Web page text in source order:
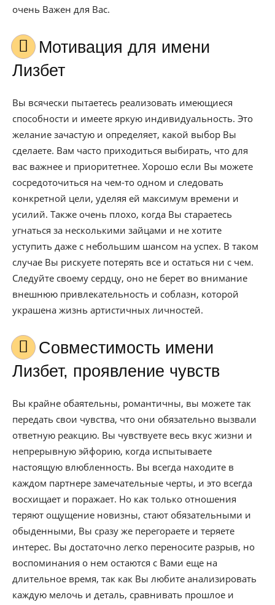
очень Важен для Вас.
Мотивация для имени
Лизбет
Вы всячески пытаетесь реализовать имеющиеся
способности и имеете яркую индивидуальность. Это
желание зачастую и определяет, какой выбор Вы
сделаете. Вам часто приходиться выбирать, что для
вас важнее и приоритетнее. Хорошо если Вы можете
сосредоточиться на чем-то одном и следовать
конкретной цели, уделяя ей максимум времени и
усилий. Также очень плохо, когда Вы стараетесь
угнаться за несколькими зайцами и не хотите
уступить даже с небольшим шансом на успех. В таком
случае Вы рискуете потерять все и остаться ни с чем.
Следуйте своему сердцу, оно не берет во внимание
внешнюю привлекательность и соблазн, которой
украшена жизнь артистичных личностей.
Совместимость имени
Лизбет, проявление чувств
Вы крайне обаятельны, романтичны, вы можете так
передать свои чувства, что они обязательно вызвали
ответную реакцию. Вы чувствуете весь вкус жизни и
непрерывную эйфорию, когда испытываете
настоящую влюбленность. Вы всегда находите в
каждом партнере замечательные черты, и это всегда
восхищает и поражает. Но как только отношения
теряют ощущение новизны, стают обязательными и
обыденными, Вы сразу же перегораете и теряете
интерес. Вы достаточно легко переносите разрыв, но
воспоминания о нем остаются с Вами еще на
длительное время, так как Вы любите анализировать
каждую мелочь и деталь, сравнивать прошлое и